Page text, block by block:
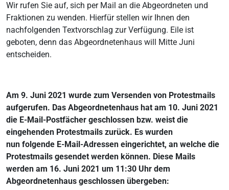
Wir rufen Sie auf, sich per Mail an die Abgeordneten und
Fraktionen zu wenden. Hierfür stellen wir Ihnen den
nachfolgenden Textvorschlag zur Verfügung. Eile ist
geboten, denn das Abgeordnetenhaus will Mitte Juni
entscheiden.
Am 9. Juni 2021 wurde zum Versenden von Protestmails
aufgerufen. Das Abgeordnetenhaus hat am 10. Juni 2021
die E-Mail-Postfächer geschlossen bzw. weist die
eingehenden Protestmails zurück. Es wurden
nun folgende E-Mail-Adressen eingerichtet, an welche die
Protestmails gesendet werden können. Diese Mails
werden am 16. Juni 2021 um 11:30 Uhr dem
Abgeordnetenhaus geschlossen übergeben: